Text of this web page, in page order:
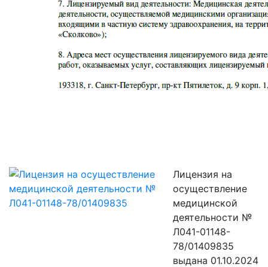
Лицензия на
осуществление
медицинской
деятельности №
Л041-01148-
78/01409835
выдана 01.10.2024